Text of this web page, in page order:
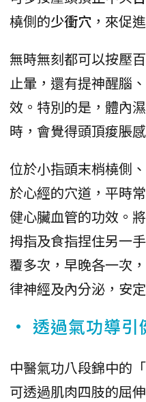
橈側的少衝穴 ，來促
無時無刻都可以按壓
止暈，還有提神醒腦
效。特別的是，體內
時，會覺得頭頂痠脹
位於小指頭末梢橈側
於心經的穴道，平時
健心臟血管的功效。
拇指及食指捏住另一
覆多次，早晚各一次
律神經及內分泌，安
• 透過氣功導引
中醫氣功八段錦中的
可透過肌肉四肢的屈